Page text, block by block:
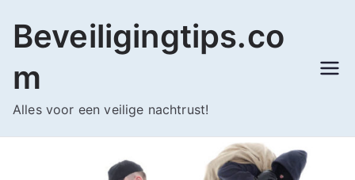
naar
inhoud
Beveiligingtips.co
m
Alles voor een veilige nachtrust!